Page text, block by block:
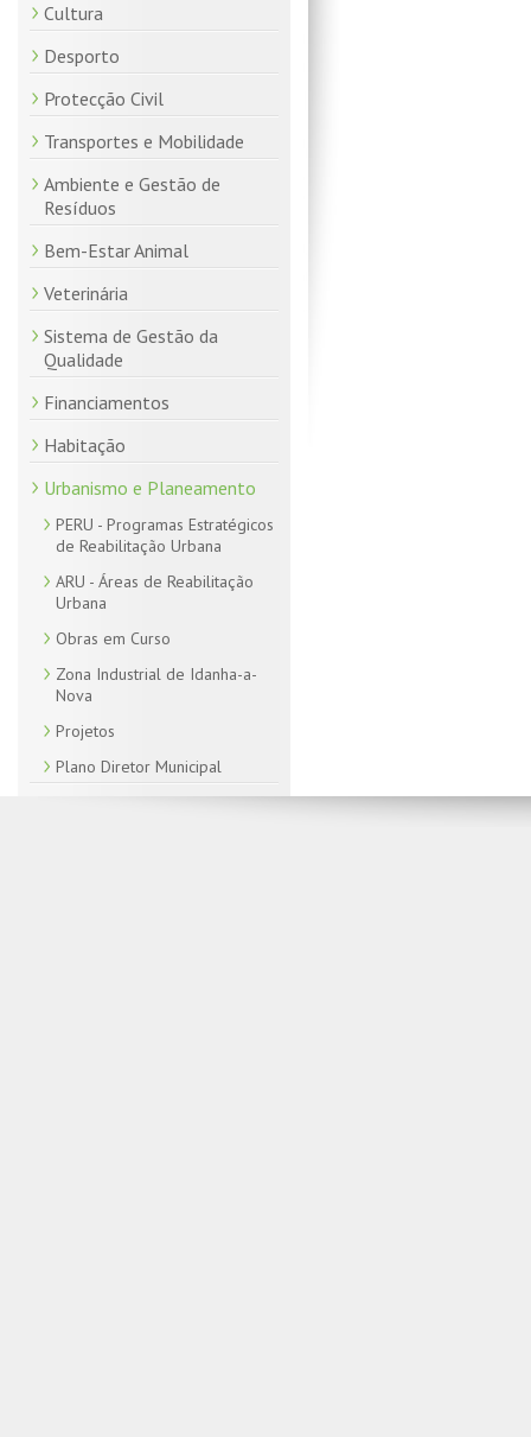
Cultura
Desporto
Protecção Civil
Transportes e Mobilidade
Ambiente e Gestão de
Resíduos
Bem-Estar Animal
Veterinária
Sistema de Gestão da
Qualidade
Financiamentos
Habitação
Urbanismo e Planeamento
PERU - Programas Estratégicos
de Reabilitação Urbana
ARU - Áreas de Reabilitação
Urbana
Obras em Curso
Zona Industrial de Idanha-a-
Nova
Projetos
Plano Diretor Municipal